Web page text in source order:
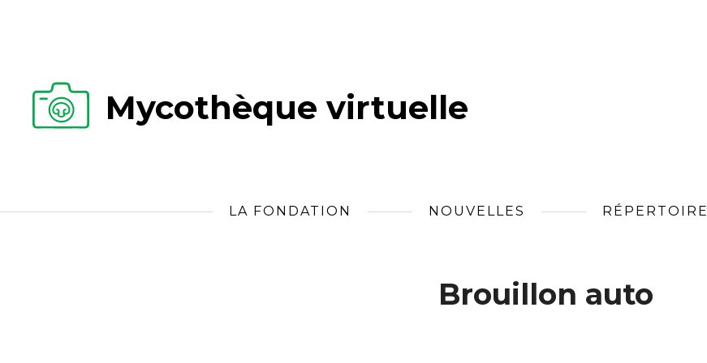
Mycothèque virtuelle
LA FONDATION NOUVELLES RÉPERTOIRE
Brouillon auto